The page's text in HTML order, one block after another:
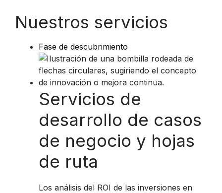
Nuestros servicios
Fase de descubrimiento
Servicios de
desarrollo de casos
de negocio y hojas
de ruta
Los análisis del ROI de las inversiones en